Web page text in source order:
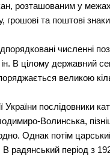
розташованим у
грошові та поштові
численні
ін. В цілому державний
великою
України послідовники
Волинська,
Однак потім
В радянський період з